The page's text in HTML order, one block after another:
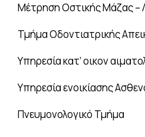
Μέτρηση Οστικής Μάζας –
Τμήμα Οδοντιατρικής
Υπηρεσία κατ’ οικον
Υπηρεσία ενοικίασης
Πνευμονολογικό Τμήμα